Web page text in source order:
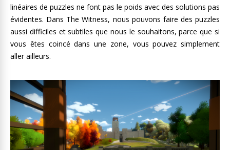
linéaires de puzzles ne font pas le poids avec des solutions pas
évidentes. Dans The Witness, nous pouvons faire des puzzles
aussi difficiles et subtiles que nous le souhaitons, parce que si
vous êtes coincé dans une zone, vous pouvez simplement
aller ailleurs.